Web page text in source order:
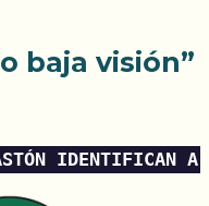
baja visión”
IDENTIFICAN A